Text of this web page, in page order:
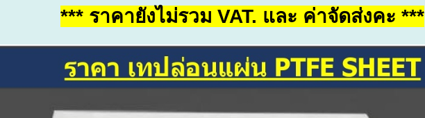
*** ราคายังไม่รวม VAT. และ ค่าจัดส่งคะ ***